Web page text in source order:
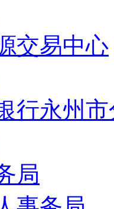
交易中心
行永州
局